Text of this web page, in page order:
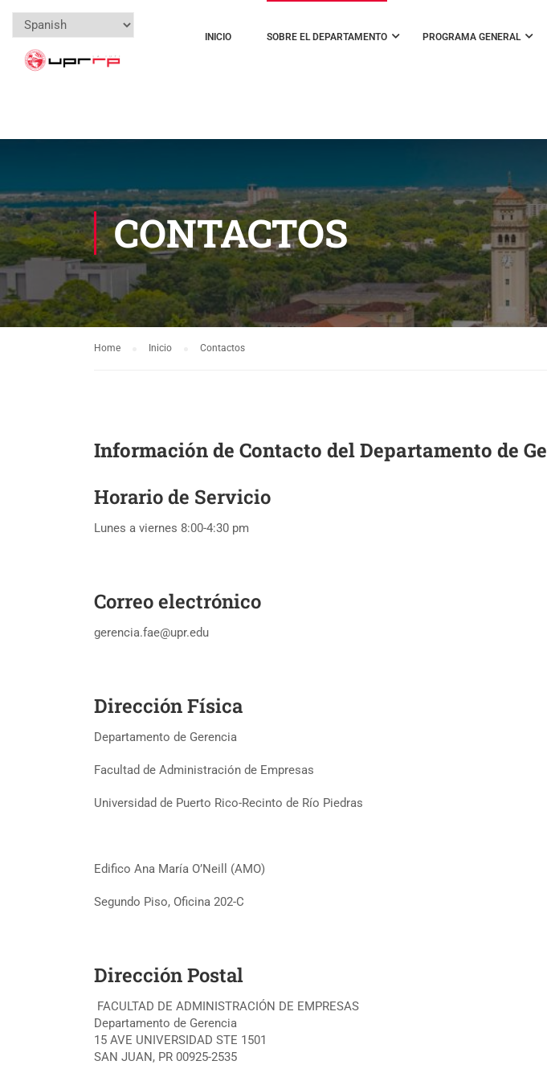
INICIO SOBRE EL DEPARTAMENTO PROGRAMA GENERAL
CONTACTOS
Home Inicio Contactos
Información de Contacto del Departamento de
Horario de Servicio
Lunes a viernes 8:00-4:30 pm
Correo electrónico
gerencia.fae@upr.edu
Dirección Física
Departamento de Gerencia
Facultad de Administración de Empresas
Universidad de Puerto Rico-Recinto de Río Piedras
Edifico Ana María O’Neill (AMO)
Segundo Piso, Oficina 202-C
Dirección Postal
FACULTAD DE ADMINISTRACIÓN DE EMPRESAS
Departamento de Gerencia
15 AVE UNIVERSIDAD STE 1501
SAN JUAN, PR 00925-2535